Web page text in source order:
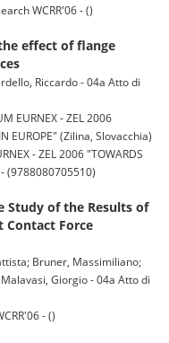
WCRR'06 - ()
effect of flange
Riccardo - 04a Atto di
EURNEX - ZEL 2006
EUROPE" (Zilina, Slovacchia)
- ZEL 2006 "TOWARDS
- (9788080705510)
Study of the Results of
Contact Force
Bruner, Massimiliano;
Giorgio - 04a Atto di
- ()